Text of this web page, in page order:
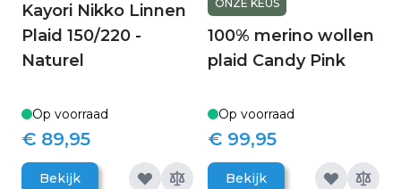
Kayori Nikko Linnen
Plaid 150/220 -
Naturel
Op voorraad
€ 89,95
Bekijk
ONZE KEUS
100% merino wollen
plaid Candy Pink
Op voorraad
€ 99,95
Bekijk